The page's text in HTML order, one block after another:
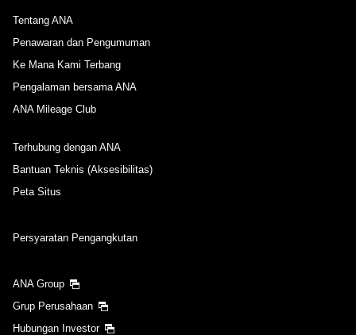
Tentang ANA
Penawaran dan Pengumuman
Ke Mana Kami Terbang
Pengalaman bersama ANA
ANA Mileage Club
Terhubung dengan ANA
Bantuan Teknis (Aksesibilitas)
Peta Situs
Persyaratan Pengangkutan
ANA Group
Grup Perusahaan
Hubungan Investor